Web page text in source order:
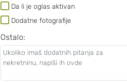
Da li je oglas aktivan
Dodatne fotografije
Ostalo: